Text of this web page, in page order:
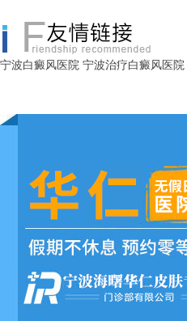
宁波白癜风医院 宁波治疗白癜风医院